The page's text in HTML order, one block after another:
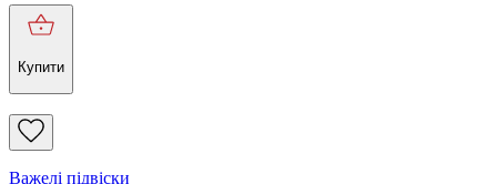
Купити
Важелі підвіски